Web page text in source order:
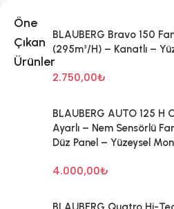
Öne
Çıkan
Ürünler
BLAUBERG Bravo 150
(295m³/H) – Kanatlı –
2.750,00₺
BLAUBERG AUTO 125
Ayarlı – Nem Sensörlü
Düz Panel – Yüzeysel
4.000,00₺